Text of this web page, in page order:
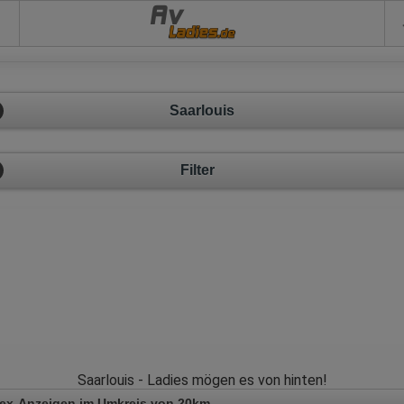
Av
Saarlouis
Filter
Saarlouis - Ladies mögen es von hinten!